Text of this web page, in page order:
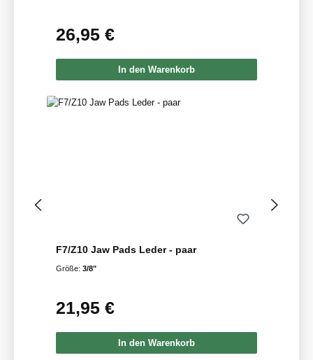
Regulärer Preis:
26,95 €
In den Warenkorb
F7/Z10 Jaw Pads Leder - paar
Größe: 3/8"
Regulärer Preis:
21,95 €
In den Warenkorb